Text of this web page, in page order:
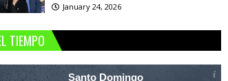
January 24, 2026
TIEMPO
Santo Domingo